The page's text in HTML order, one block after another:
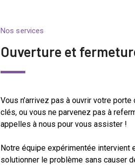
Nos services
Ouverture et
Vous n’arrivez pas à ouvrir votre
clés, ou vous ne parvenez pas à
appelles à nous pour vous assister !
Notre équipe expérimentée intervient
solutionner le problème sans causer